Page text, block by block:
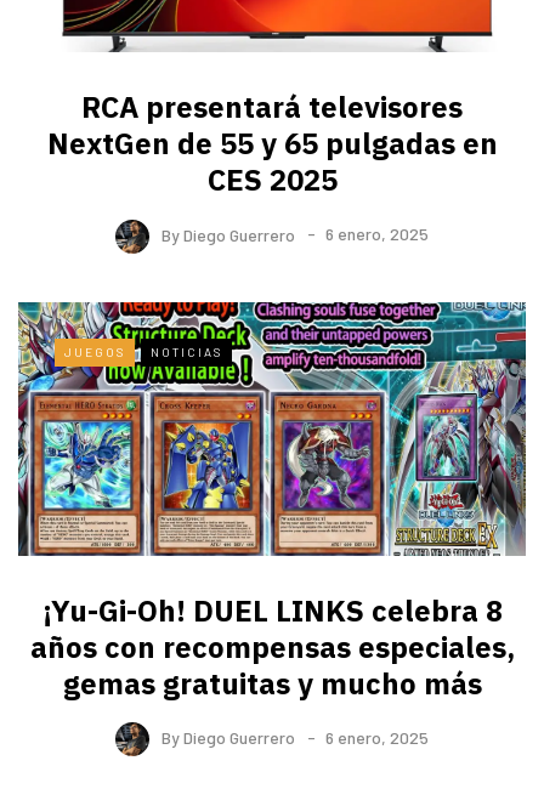
RCA presentará televisores
NextGen de 55 y 65 pulgadas en
CES 2025
ByDiego Guerrero 6 enero, 2025
JUEGOS NOTICIAS
¡Yu-Gi-Oh! DUEL LINKS celebra 8
años con recompensas especiales,
gemas gratuitas y mucho más
ByDiego Guerrero 6 enero, 2025